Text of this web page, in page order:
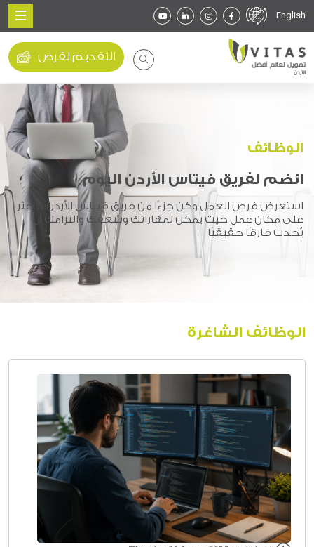
English
التقديم لقرض
الوظائف
انضم لفريق فيتاس الأردن اليوم
استعرض فرص العمل وكن جزءًا من فريق فيتاس الأردن؛. ، اعثر
على مكان عمل حيث يمكن لمهاراتك وشغفك والتزامك أن
يُحدث فارقًا حقيقيًا
الوظائف الشاغرة